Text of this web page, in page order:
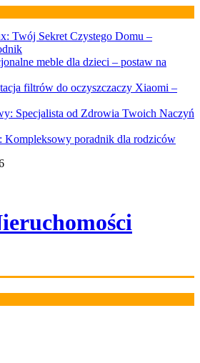
Twój Sekret Czystego Domu –
meble dla dzieci – postaw na
filtrów do oczyszczaczy Xiaomi –
Specjalista od Zdrowia Twoich Naczyń
Kompleksowy poradnik dla rodziców